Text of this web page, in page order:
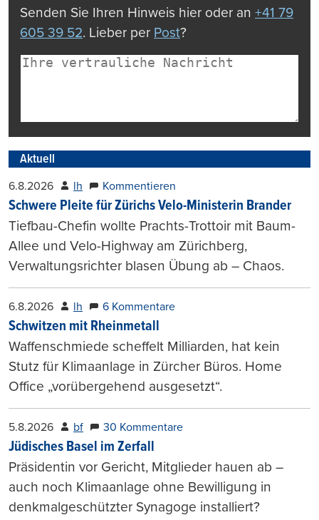
Senden Sie Ihren Hinweis hier oder an +41 79
605 39 52. Lieber per Post?
Aktuell
6.8.2026 lh Kommentieren
Schwere Pleite für Zürichs Velo-Ministerin Brander
Tiefbau-Chefin wollte Prachts-Trottoir mit Baum-
Allee und Velo-Highway am Zürichberg,
Verwaltungsrichter blasen Übung ab – Chaos.
6.8.2026 lh 6 Kommentare
Schwitzen mit Rheinmetall
Waffenschmiede scheffelt Milliarden, hat kein
Stutz für Klimaanlage in Zürcher Büros. Home
Office „vorübergehend ausgesetzt“.
5.8.2026 bf 30 Kommentare
Jüdisches Basel im Zerfall
Präsidentin vor Gericht, Mitglieder hauen ab –
auch noch Klimaanlage ohne Bewilligung in
denkmalgeschützter Synagoge installiert?